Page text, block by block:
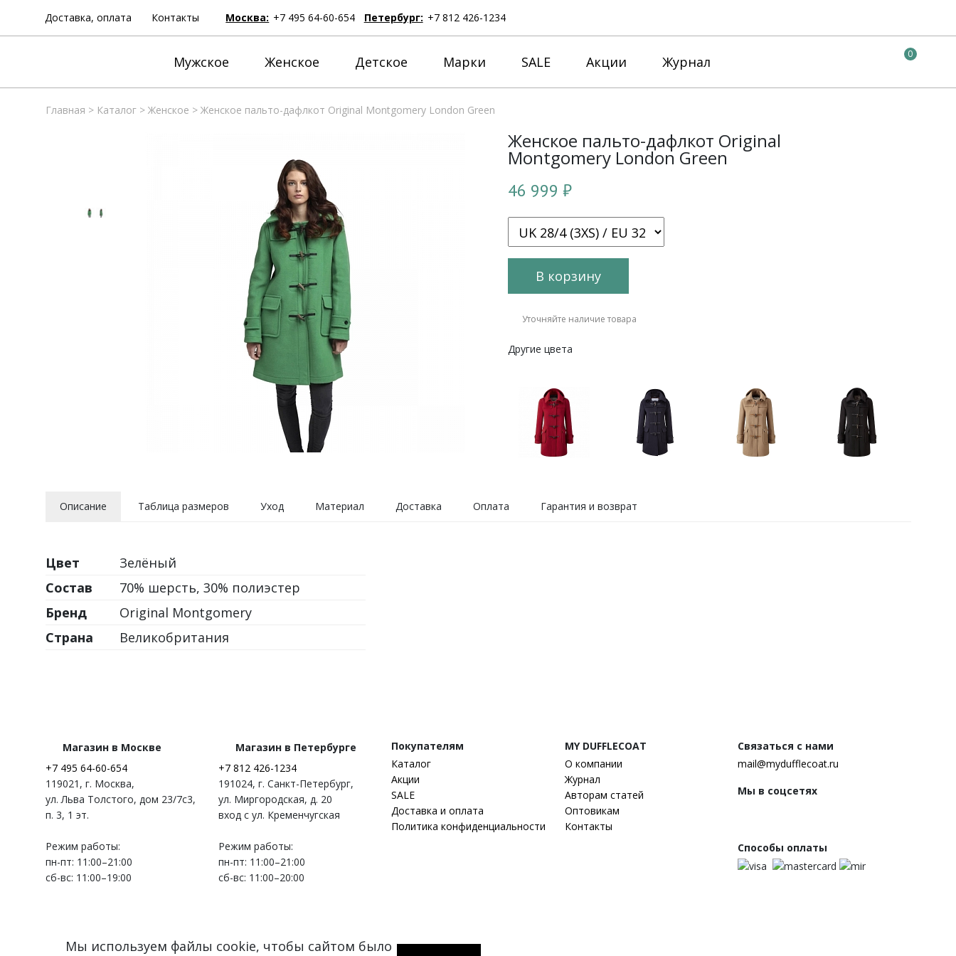
Доставка, оплата Контакты Москва: +7 495 64-60-654 Петербург: +7 812 426-1234
Мужское Женское Детское Марки SALE Акции Журнал 0
Главная > Каталог> Женское > Женское пальто-дафлкот Original Montgomery London Green
Женское пальто-дафлкот Original
Montgomery London Green
46 999 ₽
В корзину
Уточняйте наличие товара
Другие цвета
Описание Таблица размеров Уход Материал Доставка Оплата Гарантия и возврат
Цвет
Зелёный
Состав
70% шерсть, 30% полиэстер
Бренд
Original Montgomery
Страна
Великобритания
Магазин в Москве
+7 495 64-60-654
119021 , г. Москва,
ул. Льва Толстого, дом 23/7c3,
п. 3, 1 эт.
Режим работы:
пн-пт: 11:00–21:00
сб-вс: 11:00–19:00
Магазин в Петербурге
+7 812 426-1234
191024, г. Санкт-Петербург,
ул. Миргородская, д. 20
вход с ул. Кременчугская
Режим работы:
пн-пт: 11:00–21:00
сб-вс: 11:00–20:00
Покупателям
Каталог
Акции
SALE
Доставка и оплата
Политика конфиденциальности
MY DUFFLECOAT
О компании
Журнал
Авторам статей
Оптовикам
Контакты
Связаться с нами
mail@mydufflecoat.ru
Мы в соцсетях
Способы оплаты
Мы используем файлы cookie, чтобы сайтом было